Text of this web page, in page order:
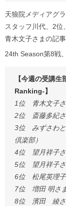
天狼院メディアグ
スタッフ川代、2位
青木文子さまの記
24th Season第8戦
【今週の受講
Ranking-】
1位 青木文子さ
2位 斎藤多紀さ
3位 みずさわと
倶楽部）
4位 望月祥子さ
5位 望月祥子さ
6位 松尾英理子
7位 増田 明さま
8位 濱田 綾さ